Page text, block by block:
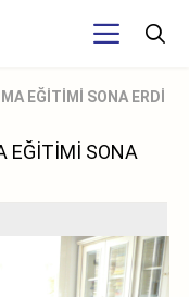
EĞİTİMİ SONA ERDİ
EĞİTİMİ SONA